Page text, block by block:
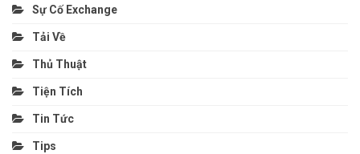
Sự Cố Exchange
Tải Về
Thủ Thuật
Tiện Tích
Tin Tức
Tips